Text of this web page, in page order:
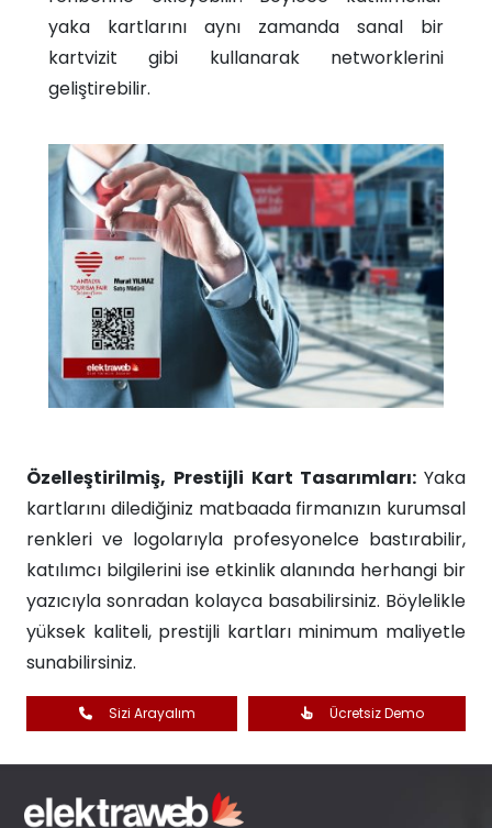
yaka kartlarını aynı zamanda sanal bir
kartvizit gibi kullanarak networklerini
geliştirebilir.​​
Özelleştirilmiş, Prestijli Kart Tasarımları: Yaka
kartlarını dilediğiniz matbaada firmanızın kurumsal
renkleri ve logolarıyla profesyonelce bastırabilir,
katılımcı bilgilerini ise etkinlik alanında herhangi bir
yazıcıyla sonradan kolayca basabilirsiniz. Böylelikle
yüksek kaliteli, prestijli kartları minimum maliyetle
sunabilirsiniz.​
Sizi Arayalım Ücretsiz Demo